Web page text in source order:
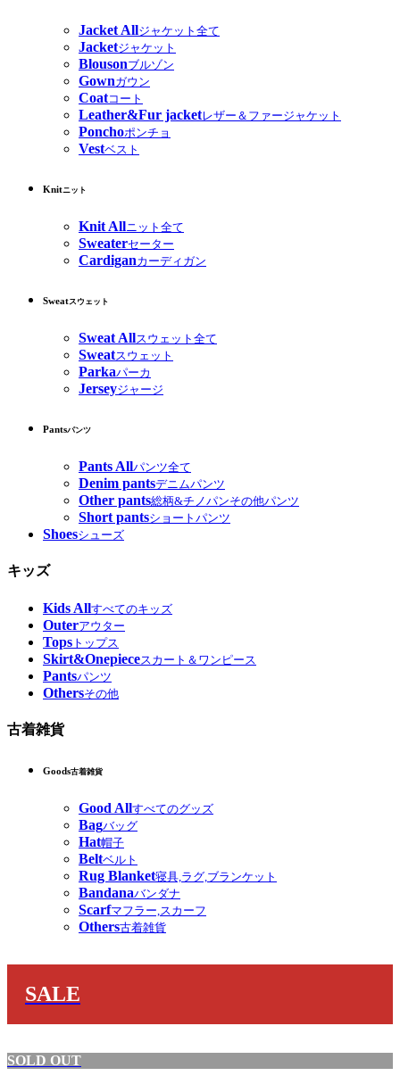
Jacket Allジャケット全て
Jacketジャケット
Blousonブルゾン
Gownガウン
Coatコート
Leather&Fur jacketレザー＆ファージャケット
Ponchoポンチョ
Vestベスト
Knitニット
Knit Allニット全て
Sweaterセーター
Cardiganカーディガン
Sweatスウェット
Sweat Allスウェット全て
Sweatスウェット
Parkaパーカ
Jerseyジャージ
Pantsパンツ
Pants Allパンツ全て
Denim pantsデニムパンツ
Other pants総柄&チノパンその他パンツ
Short pantsショートパンツ
Shoesシューズ
キッズ
Kids Allすべてのキッズ
Outerアウター
Tops トップス
Skirt&Onepieceスカート＆ワンピース
Pantsパンツ
Othersその他
古着雑貨
Goods古着雑貨
Good Allすべてのグッズ
Bagバッグ
Hat帽子
Beltベルト
Rug Blanket寝具,ラグ,ブランケット
Bandanaバンダナ
Scarfマフラー,スカーフ
Others古着雑貨
SALE
SOLD OUT